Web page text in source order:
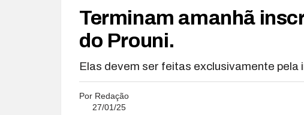
Terminam amanhã
do Prouni.
Elas devem ser feitas exclusivamente pela
Por Redação
27/01/25